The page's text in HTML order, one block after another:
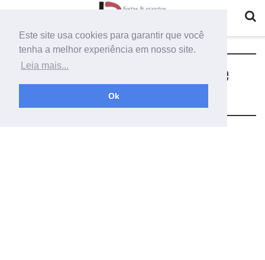
Este site usa cookies para garantir que você
tenha a melhor experiência em nosso site.
Leia mais...
Ok
Tag:como fazer uma decoração de
coração com flores